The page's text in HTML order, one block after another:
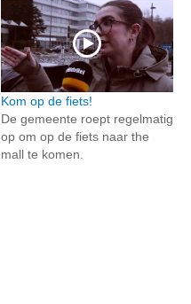
Kom op de fiets!
De gemeente roept regelmatig
op om op de fiets naar the
mall te komen.